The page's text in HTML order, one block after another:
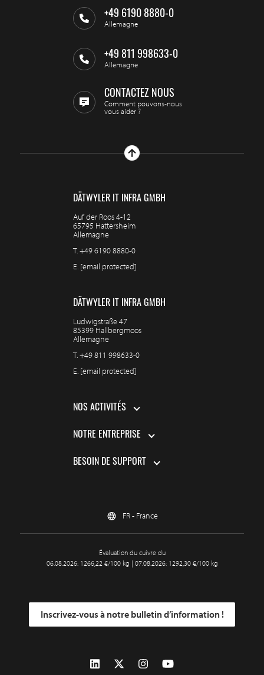
+49 6190 8880-0
Allemagne
+49 811 998633-0
Allemagne
CONTACTEZ NOUS
Comment pouvons-nous
vous aider ?
DÄTWYLER IT INFRA GMBH
Auf der Roos 4-12
65795 Hattersheim
Allemagne
T.+49 6190 8880-0
E. [email protected]
DÄTWYLER IT INFRA GMBH
Ludwigstraße 47
85399 Hallbergmoos
Allemagne
T.+49 811 998633-0
E. [email protected]
NOS ACTIVITÉS
NOTRE ENTREPRISE
BESOIN DE SUPPORT
FR - France
Évaluation du cuivre du
06.08.2026: 1266,22 €/100 kg | 07.08.2026: 1292,30 €/100 kg
Inscrivez-vous à notre bulletin d’information !